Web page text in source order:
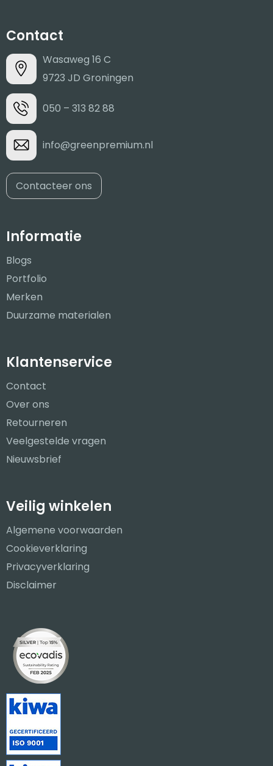
Contact
Wasaweg 16 C
9723 JD Groningen
050 – 313 82 88
info@greenpremium.nl
Contacteer ons
Informatie
Blogs
Portfolio
Merken
Duurzame materialen
Klantenservice
Contact
Over ons
Retourneren
Veelgestelde vragen
Nieuwsbrief
Veilig winkelen
Algemene voorwaarden
Cookieverklaring
Privacyverklaring
Disclaimer